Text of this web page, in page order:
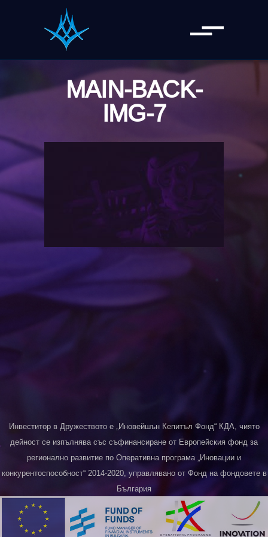
MAIN-BACK-
IMG-7
Инвеститор в Дружеството е „Иновейшън Кепитъл Фонд“ КДА, чиято
дейност се изпълнява със съфинансиране от Европейския фонд за
регионално развитие по Оперативна програма „Иновации и
конкурентоспособност“ 2014-2020, управлявано от Фонд на фондовете в
България